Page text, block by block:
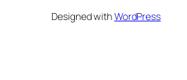
Designed withWordPress